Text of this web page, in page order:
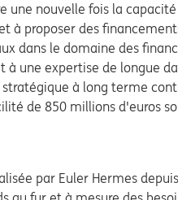
nouvelle fois la capacité
à proposer des
dans le domaine des
une expertise de longue
à long terme
de 850 millions d'euros
par Euler Hermes